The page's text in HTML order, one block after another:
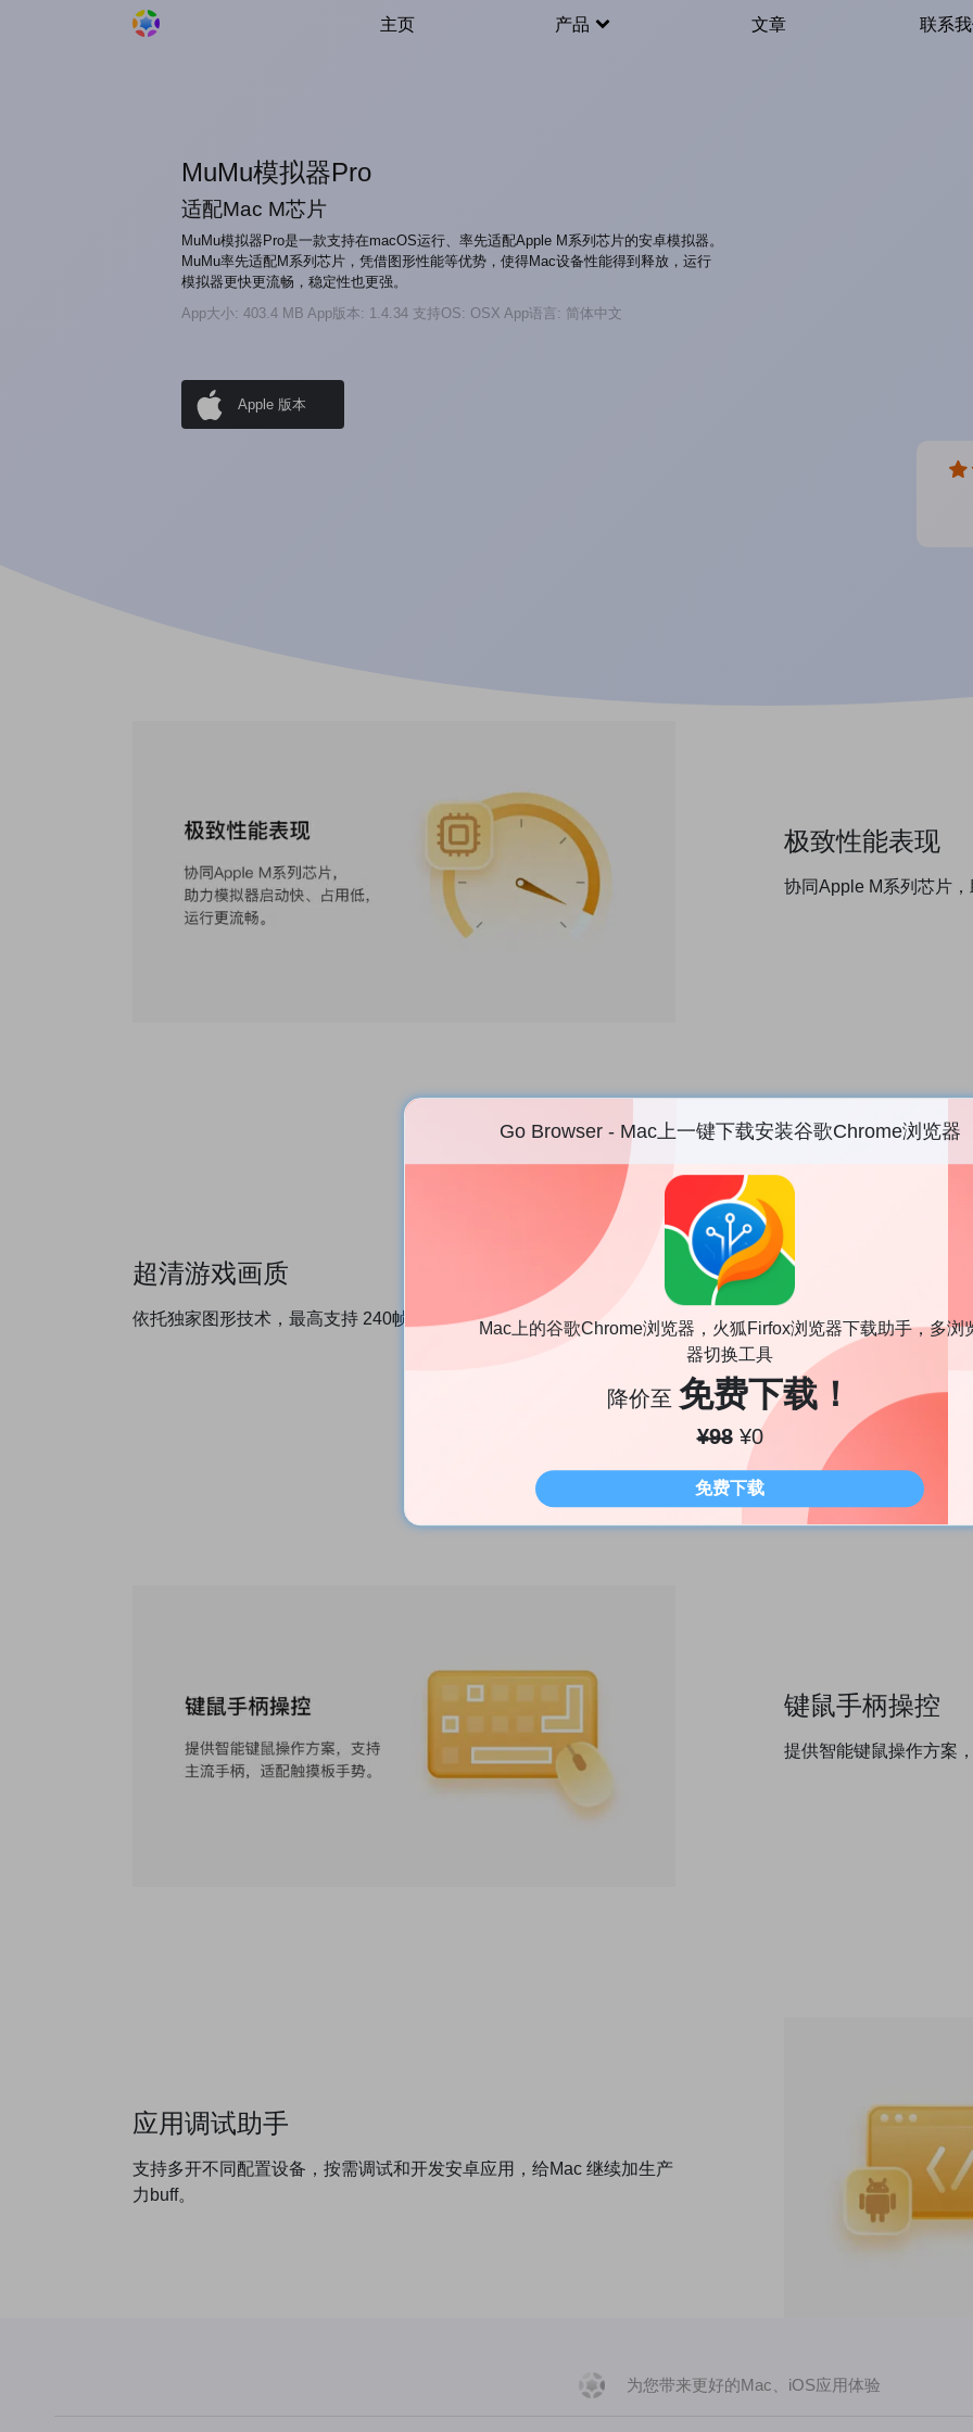
主页 产品 文章 联系
Go Browser - Mac上一键下载安装谷歌Chrome浏览器
Mac上的谷歌Chrome浏览器，火狐Firfox浏览器下载助手，多浏
器切换工具
降价至 免费下载！
¥98 ¥0
免费下载
MuMu模拟器Pro
适配Mac M芯片
MuMu模拟器Pro是一款支持在macOS运行、率先适配Apple M系列芯片的安卓模拟器。
MuMu率先适配M系列芯片，凭借图形性能等优势，使得Mac设备性能得到释放，运行
模拟器更快更流畅，稳定性也更强。
App大小: 403.4 MB App版本: 1.4.34 支持OS: OSX App语言: 简体中文
Apple 版本
极致性能表现
协同Apple M系列芯片
超清游戏画质
依托独家图形技术，最高支持 240帧，为移动游戏提供高清画质体验。
键鼠手柄操控
提供智能键鼠操作方案
应用调试助手
支持多开不同配置设备，按需调试和开发安卓应用，给Mac 继续加生产
力buff。
为您带来更好的Mac、iOS应用体验